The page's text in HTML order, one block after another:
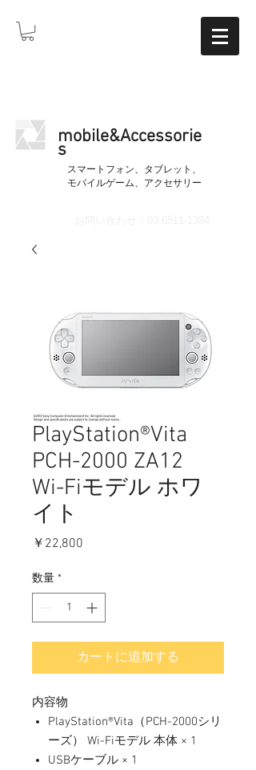
mobile&Accessorie
s
​スマートフォン、タブレット、
モバイルゲーム、アクセサリー
PlayStation®Vita
PCH-2000 ZA12
Wi-Fiモデル ホワ
イト
￥22,800
数量 *
カートに追加する
内容物
PlayStation®Vita（PCH-2000シリ
ーズ） Wi-Fiモデル 本体 × 1
USBケーブル × 1